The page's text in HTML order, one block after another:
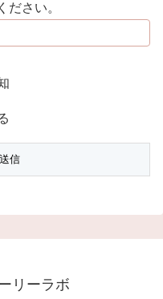
ださい。
リーラボ